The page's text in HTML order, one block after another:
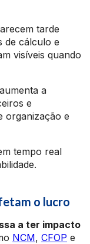
tarde
de cálculo e
visíveis quando
a
e
organização e
tempo real
o lucro
a ter impacto
NCM, CFOP e